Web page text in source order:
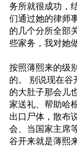
务所就很成功，
们通过她的律师
的几个分所全部
些家务，我对她
按照薄熙来的级
的。 别说现在谷
的大肚子那会儿
家送礼、帮助哈
出口尸体，散布
会、当国家主席
谷开来就是薄熙